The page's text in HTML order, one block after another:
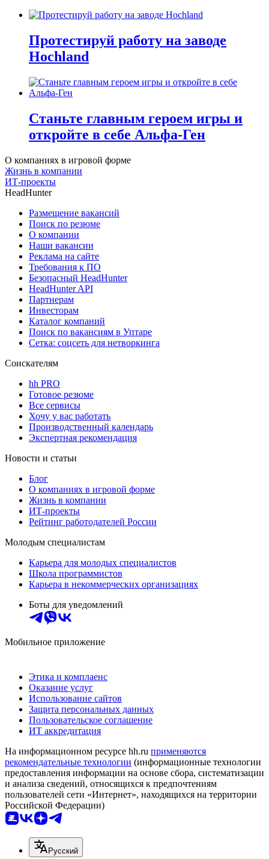
Протестируй работу на заводе
Hochland
Станьте главным героем игры и
откройте в себе Альфа-Ген
О компаниях в игровой форме
Жизнь в компании
ИТ-проекты
HeadHunter
Размещение вакансий
Поиск по резюме
О компании
Наши вакансии
Реклама на сайте
Требования к ПО
Безопасный HeadHunter
HeadHunter API
Партнерам
Инвесторам
Каталог компаний
Поиск по вакансиям в Уптаре
Сетка: соцсеть для нетворкинга
Соискателям
hh PRO
Готовое резюме
Все сервисы
Хочу у вас работать
Производственный календарь
Экспертная рекомендация
Новости и статьи
Блог
О компаниях в игровой форме
Жизнь в компании
ИТ-проекты
Рейтинг работодателей России
Молодым специалистам
Карьера для молодых специалистов
Школа программистов
Карьера в некоммерческих организациях
Боты для уведомлений
Мобильное приложение
Этика и комплаенс
Оказание услуг
Использование сайтов
Защита персональных данных
Пользовательское соглашение
ИТ аккредитация
На информационном ресурсе hh.ru применяются
рекомендательные технологии (информационные технологии
предоставления информации на основе сбора, систематизации
и анализа сведений, относящихся к предпочтениям
пользователей сети «Интернет», находящихся на территории
Российской Федерации)
Русский